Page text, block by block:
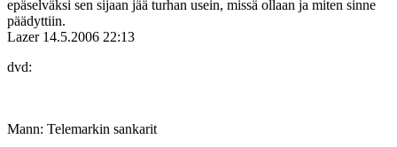
epäselväksi sen sijaan jää turhan usein, missä ollaan ja miten sinne
päädyttiin.
Lazer 14.5.2006 22:13
dvd:
Mann: Telemarkin sankarit